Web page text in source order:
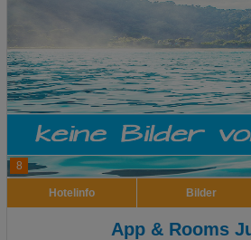
8
Hotelinfo Bilder
App & Rooms